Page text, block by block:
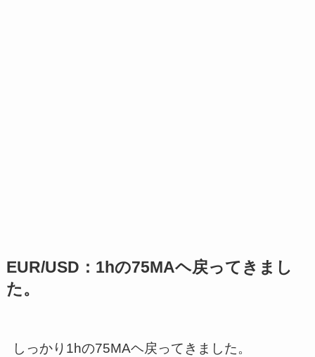
EUR/USD：1hの75MAヘ戻ってきまし
た。
しっかり1hの75MAヘ戻ってきました。